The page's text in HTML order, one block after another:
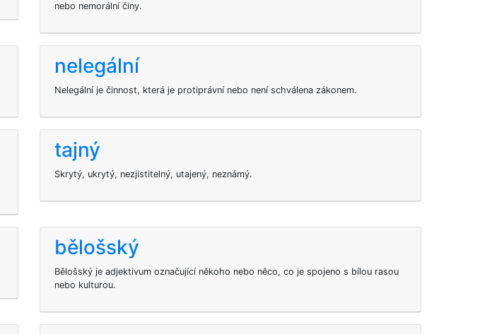
nebo nemorální činy.
nelegální
Nelegální je činnost, která je protiprávní nebo není schválena zákonem.
tajný
Skrytý, ukrytý, nezjistitelný, utajený, neznámý.
bělošský
Bělošský je adjektivum označující někoho nebo něco, co je spojeno s bílou rasou
nebo kulturou.